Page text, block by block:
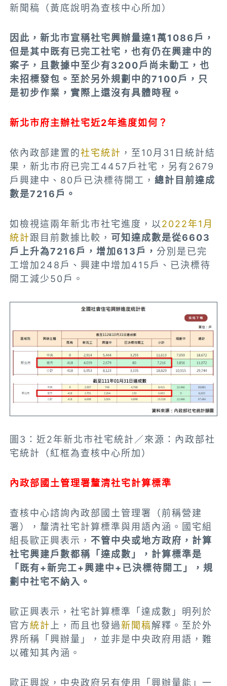
新聞稿（黃底說明為查核中心所加）
因此，新北市宣稱社宅興辦量達1萬1086戶，
但是其中既有已完工社宅，也有仍在興建中的
案子，且數據中至少有3200戶尚未動工 ，也
未招標發包。至於另外規劃中的7100戶，只
是初步作業，實際上還沒有具體時程。
新北市府主辦社宅近2年進度如何？
依內政部建置的社宅統計 ，至10月31日統計結
果，新北市府已完工4457戶社宅，另有2679
戶興建中、80戶已決標待開工，總計目前達成
數是7216戶。
如檢視這兩年新北市社宅進度，以 2022年1月
統計跟目前數據比較， 可知達成數是從6603
戶上升為7216戶，增加613戶， 分別是已完
工增加248戶、興建中增加415戶、已決標待
開工減少50戶。
圖3：近2年新北市社宅統計／來源：內政部社
宅統計（紅框為查核中心所加）
內政部國土管理署釐清社宅計算標準
查核中心諮詢內政部國土管理署（前稱營建
署），釐清社宅計算標準與用語內涵。國宅組
組長歐正興表示， 不管中央或地方政府，計算
社宅興建戶數都稱「達成數」，計算標準是
「既有+新完工+興建中+已決標待開工」，規
劃中社宅不納入。
歐正興表示，社宅計算標準「達成數」明列於
官方統計 上，而且也發過新聞稿解釋。至於外
界所稱「興辦量」，並非是中央政府用語，難
以確知其內涵。
歐正興說，中央政府另有使用「興辦量能」一